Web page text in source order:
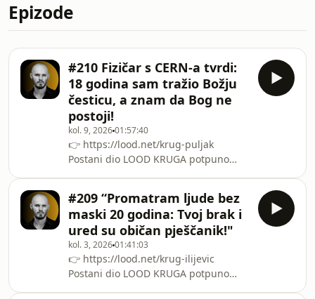
Epizode
#210 Fizičar s CERN-a tvrdi:
18 godina sam tražio Božju
česticu, a znam da Bog ne
postoji!
kol. 9, 202601:57:40
👉 https://lood.net/krug-puljak
Postani dio LOOD KRUGA potpuno
fizičar elementarnih čestica,
sveučilišni profesor, bivši
gradonačelnik Splita te bivši
predsjednik stranke Centar.Od
opisivanja kako je sa skupinom
znanstvenika otkrio &#39;&#39;Božju
česticu&#39;&#39;, objašnjavanja
#209 “Promatram ljude bez
maski 20 godina: Tvoj brak i
ured su običan pješčanik!"
kol. 3, 202601:41:03
👉 https://lood.net/krug-ilijevic
Postani dio LOOD KRUGA potpuno